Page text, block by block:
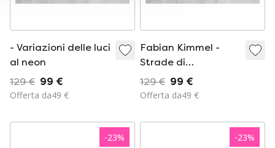
- Variazioni delle luci
al neon
129 € 99 €
Offerta da49 €
Fabian Kimmel -
Strade di
Manhattan I
129 € 99 €
Offerta da49 €
-23% -23%